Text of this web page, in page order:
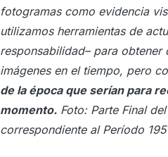
fotogramas como evidencia
utilizamos herramientas de
responsabilidad– para obtener
imágenes en el tiempo, pero
de la época que serían para
momento. Foto: Parte Final
correspondiente al Período